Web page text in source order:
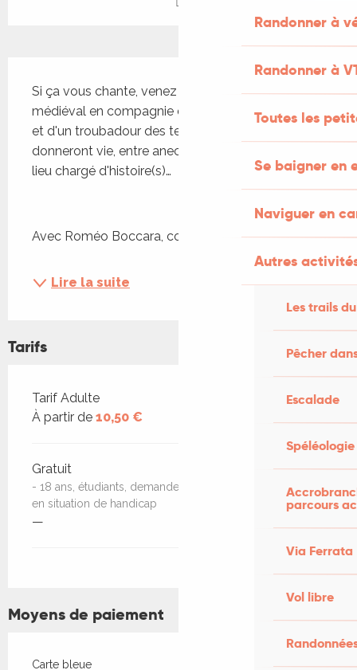
Randonner à
Randonner à
Toutes les
Se baigner en
Naviguer en
Autres
Les trails
Pêcher
Escalade
Spéléologie
parcours
Via Ferrata
Vol libre
Si ça vous chante, venez découvrir ce petit joyau
médiéval en compagnie d'un guide conférencier
et d'un troubadour des temps modernes, qui
donneront vie, entre anecdotes et chansons, à ce
lieu chargé d'histoire(s)…
Avec Roméo Boccara, comédien
Lire la suite
Tarifs
Tarifs 2026
Tarif Adulte
À partir de 10,50 €
Gratuit
- 18 ans, étudiants, demandeurs d'emploi et personnes
en situation de handicap
—
Moyens de paiement
Carte bleue